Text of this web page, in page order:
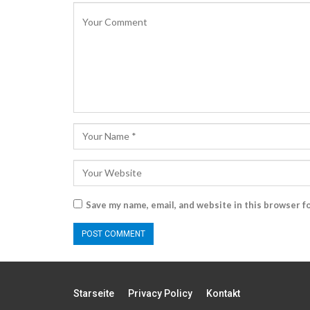
Save my name, email, and website in this browser
Starseite Privacy Policy Kontakt